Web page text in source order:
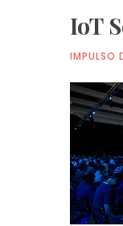
IoT
IMPULSO